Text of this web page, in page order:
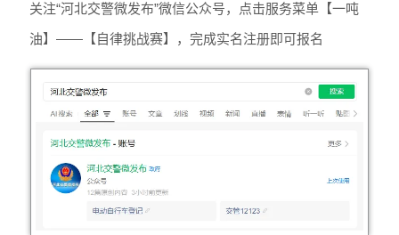
关注“河北交警微发布”微信公众号，点击服务菜单【一吨
油】——【自律挑战赛】，完成实名注册即可报名